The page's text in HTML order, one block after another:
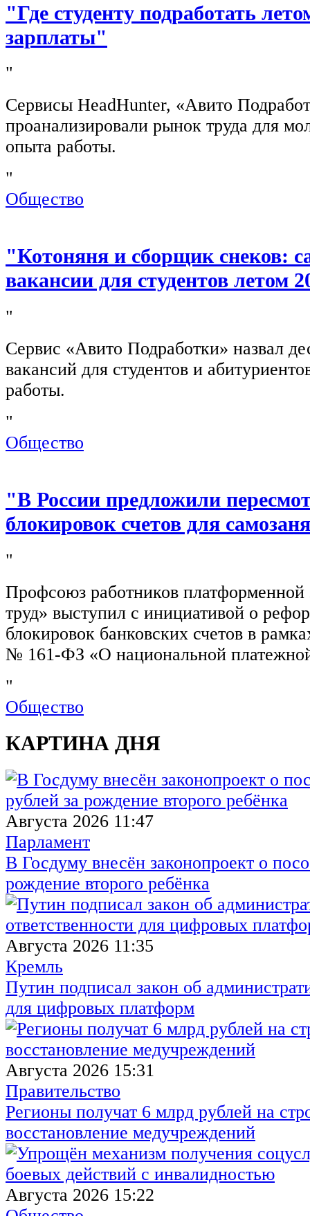
"Где студенту подработать
зарплаты"
"
Сервисы HeadHunter, «Авито
проанализировали рынок труда для
опыта работы.
"
Общество
"Котоняня и сборщик снеков:
вакансии для студентов летом
"
Сервис «Авито Подработки» назвал
вакансий для студентов и
работы.
"
Общество
"В России предложили
блокировок счетов для
"
Профсоюз работников
труд» выступил с инициативой о
блокировок банковских счетов в
№ 161-ФЗ «О национальной
"
Общество
КАРТИНА ДНЯ
Августа 2026 11:47
Парламент
В Госдуму внесён законопроект о
рождение второго ребёнка
Августа 2026 11:35
Кремль
Путин подписал закон об
для цифровых платформ
Августа 2026 15:31
Правительство
Регионы получат 6 млрд рублей на
восстановление медучреждений
Августа 2026 15:22